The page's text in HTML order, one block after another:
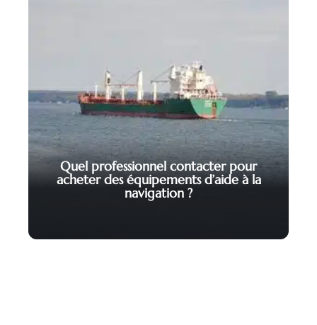
Quel professionnel contacter pour
acheter des équipements d’aide à la
navigation ?